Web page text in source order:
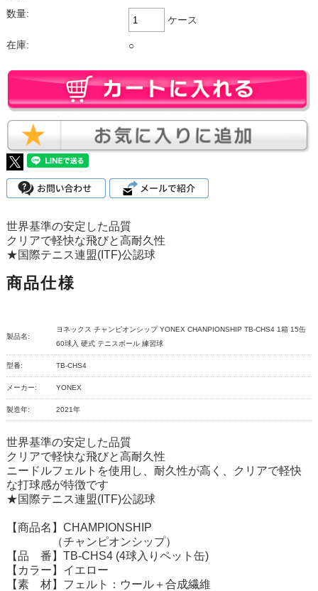
数量:
ケース
在庫: ○
世界基準の安定した品質
クリアで軽快な飛びと高耐久性
★国際テニス連盟(ITF)公認球
商品仕様
製品名:
ヨネックス チャンピオンシップ YONEX CHANPIONSHIP TB-CHS4 1箱 15缶
60球入 硬式 テニスボール 練習球
型番: TB-CHS4
メーカー: YONEX
製造年: 2021年
世界基準の安定した品質
クリアで軽快な飛びと高耐久性
ニードルフェルトを使用し、耐久性が高く、クリアで軽快
な打球感が特徴です
★国際テニス連盟(ITF)公認球
【商品名】CHAMPIONSHIP
（チャンピオンシップ）
【品 番】TB-CHS4 (4球入りペット缶)
【カラー】イエロー
【素 材】フェルト：ウール＋合成繊維